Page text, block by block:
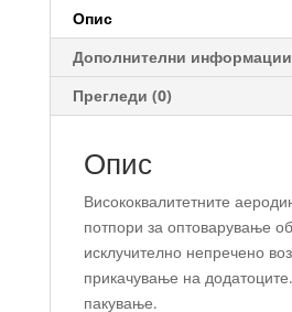
127
cm
количина
Опис
Дополнителни информации
Прегледи (0)
Опис
Висококвалитетните
потпори за оптоварување
исклучително непречено
прикачување на
пакување.